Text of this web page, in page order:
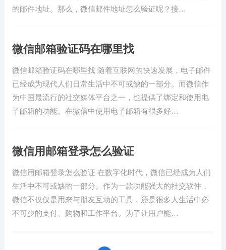
的邮件地址。那么，微信邮件地址怎么验证呢？接…
微信邮箱验证码在哪里找
微信邮箱验证码在哪里找 随着互联网的快速发展，电子邮件
已经成为现代人们日常生活中不可或缺的一部分。而微信作
为中国最流行的社交媒体平台之一，也提供了绑定和使用电
子邮箱的功能。在微信中使用电子邮箱有很多好…
微信用邮箱登录怎么验证
微信用邮箱登录怎么验证 在数字化时代，微信已经成为人们
生活中不可或缺的一部分。作为一款功能强大的社交软件，
微信不仅仅是用来与朋友互动的工具，还是很多人生活中必
不可少的支付、购物和工作平台。为了让用户能…